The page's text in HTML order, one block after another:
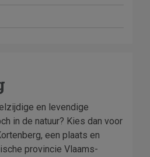
en levendige
in de natuur? Kies dan voor
een plaats en
provincie Vlaams-